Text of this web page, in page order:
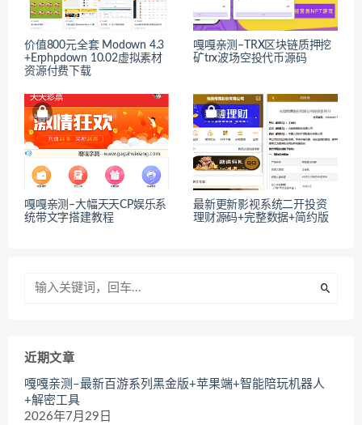
价值800元全套 Modown 4.3
+Erphpdown 10.02虚拟素材
资源付费下载
嘎嘎亲测–TRX区块链质押挖
矿trx波场空投代币源码
嘎嘎亲测–大幅天天CP娱乐系
统带文字搭建教程
最新更新影视系统二开投资
理财源码+完整数据+简约版
近期文章
嘎嘎亲测–最新百游系列黑金版+苹果端+智能陪玩机器人
+解密工具
2026年7月29日